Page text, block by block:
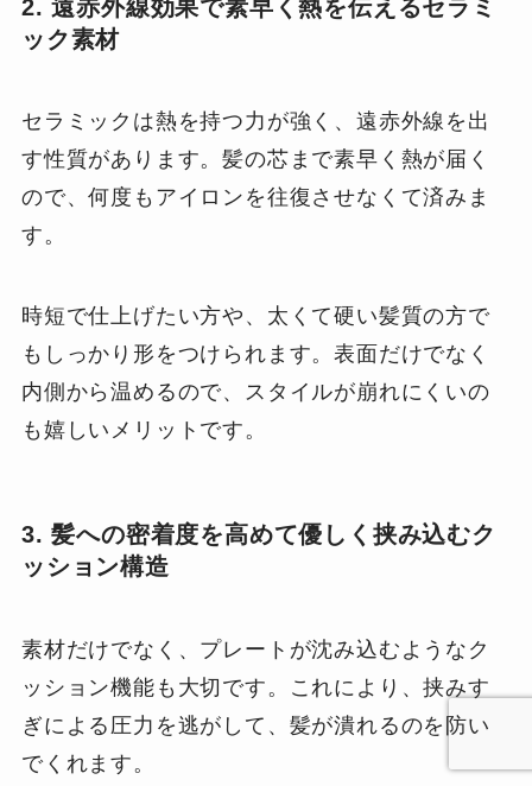
2. 遠赤外線効果で素早く熱を伝えるセラミ
ック素材
セラミックは熱を持つ力が強く、遠赤外線を出
す性質があります。髪の芯まで素早く熱が届く
ので、何度もアイロンを往復させなくて済みま
す。
時短で仕上げたい方や、太くて硬い髪質の方で
もしっかり形をつけられます。表面だけでなく
内側から温めるので、スタイルが崩れにくいの
も嬉しいメリットです。
3. 髪への密着度を高めて優しく挟み込むク
ッション構造
素材だけでなく、プレートが沈み込むようなク
ッション機能も大切です。これにより、挟みす
ぎによる圧力を逃がして、髪が潰れるのを防い
でくれます。